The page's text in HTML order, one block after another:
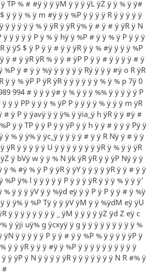
TP % # #ÿ ÿ ÿ ÿM ÿ ÿ ÿ ÿL ÿZ ÿ ÿ % ÿ ÿ#
ÿ ÿ ÿ % ÿ m #ÿ ÿ ÿ %P ÿ ÿ ÿ ÿ R ÿ ÿ ÿ ÿ ÿ
ÿ ÿ ÿ ÿ ÿ % ÿ ÿR ÿ ÿR ÿ% ÿ # ÿ # ÿ ÿR ÿ N
ÿ ÿ ÿ ÿ P ÿ % ÿ hÿ ÿ %P # ÿ ÿ % ÿ P ÿ ÿ ÿ
ÿ ÿS $ ÿ P ÿ ÿ # ÿ ÿ ÿR ÿ ÿ % #ÿ ÿ ÿ ÿ %P
ÿ # ÿ ÿR ÿR % ÿ ÿ # ÿP P ÿ ÿ # ÿ ÿ ÿ ÿ # ÿ
%P ÿ # ÿ ÿ %ÿ ÿ ÿ ÿ ÿ ÿ Rÿ ÿ ÿ ÿ #ÿ o R ÿR
ÿ % ÿP P ÿR ÿR ÿ ÿ ÿ ÿ ÿ ÿ % ÿ % p 7ÿ 0
994 # ÿ ÿ ÿ ÿ# ÿ % ÿ ÿ ÿ %% ÿ ÿ ÿ ÿ ÿ P
ÿ ÿ PP ÿ ÿ ÿ % ÿP P ÿ ÿ ÿ ÿ % ÿ ÿ ÿ m ÿR
# ÿ P ÿ ÿavÿ ÿ ÿ ÿ% ÿ ÿia_ÿ h ÿR ÿ ÿ #ÿ #
ÿ ÿ TP ÿ ÿ P ÿ ÿ ÿP ÿ ÿ h ÿ ÿ # ÿ ÿ ÿ Pÿ ÿ
ÿ % ÿ ÿ% ÿ ÿc_ÿ ÿ ÿ ÿ ÿ # ÿ ÿ R Nÿ ÿ # ÿ ÿ
ÿR ÿ ÿ ÿ ÿ ÿ U ÿ ÿ ÿ ÿ ÿ ÿ ÿ ÿR ÿ % ÿ ÿ ÿR
ÿ bVÿ w ÿ ÿ % N ÿk ÿR ÿR ÿ ÿ ÿP Nÿ ÿ ÿ
% #ÿ % ÿ P ÿ ÿR ÿ ÿY ÿ ÿ ÿ ÿ ÿR ÿ ÿ # ÿ ÿ
%P ÿ% l ÿ ÿ ÿ ÿ ÿ P ÿ ÿ ÿ ÿR ÿ ÿ ÿ % ÿ ÿ ÿ'
% ÿ ÿ ÿ ÿV ÿ ÿ %ÿd eÿ ÿ ÿ P ÿ P ÿ ÿ # ÿ %ÿ
ÿ ÿ% ÿ %P Tÿ ÿ ÿ ÿV ÿM ÿ ÿ %ÿdM eÿ ÿU
ÿ ÿ ÿ ÿ ÿ ÿ ÿ ÿ _ ÿM ÿ ÿ ÿ ÿ ÿZ ÿd Z eÿ c
ÿ ÿji uÿ% g ÿcxyÿ ÿ g ÿ ÿ ÿ ÿ ÿ ÿ ÿ ÿ ÿ %
ÿ ÿ ÿ ÿ ÿ P ÿ ÿ # ÿ ÿ %P % ÿ ÿ ÿ ÿ ÿP ÿ
ÿ ÿ ÿR ÿ ÿ ÿ #ÿ ÿ %P ÿ ÿ ÿ ÿ ÿ ÿ ÿ ÿ ÿ ÿ
ÿ ÿ ÿP ÿ N ÿ ÿ ÿ ÿ ÿR ÿ ÿ ÿ ÿ ÿ ÿ ÿ N R #% ÿ
#